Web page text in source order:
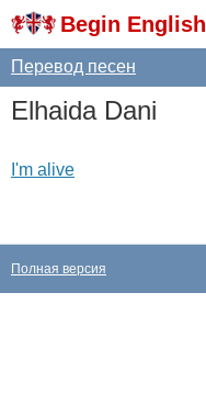
Begin English
Перевод песен
Elhaida Dani
I'm alive
Полная версия